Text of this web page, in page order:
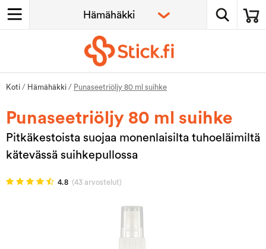
Koti / Hämähäkki / Punaseetriöljy 80 ml suihke
Punaseetriöljy 80 ml suihke
Pitkäkestoista suojaa monenlaisilta tuhoeläimiltä
kätevässä suihkepullossa
4.8 (43 arvostelut)